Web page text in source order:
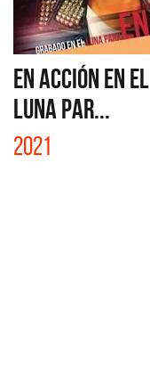
EN ACCIÓN EN EL
LUNA PAR...
2021